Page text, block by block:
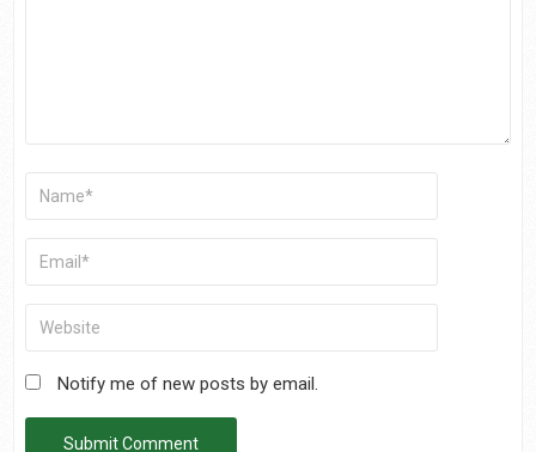
Notify me of new posts by email.